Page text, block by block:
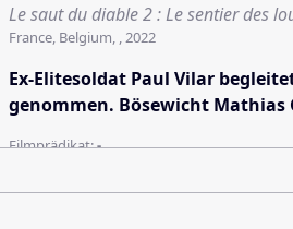
Le saut du diable 2 : Le sentier des
France, Belgium, , 2022
Ex-Elitesoldat Paul Vilar
genommen. Bösewicht Mathias
Filmprädikat:-